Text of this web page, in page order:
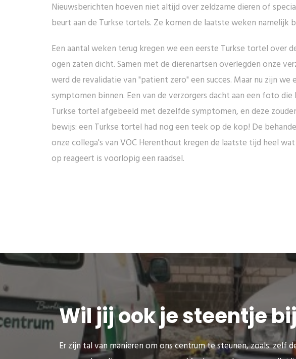
Nieuwsberichten hoeven niet altijd over zeldzame dieren of
beurt aan de Turkse tortels. Ze komen de laatste weken namelijk
Een aantal weken terug kregen we een eerste Turkse tortel over
ogen zaten dicht. Samen met de dierenartsen overlegden onze
werd de revalidatie van "patient zero" een succes. Maar nu zijn
symptomen binnen. Een van de verzorgers dacht aan een foto
Turkse tortel afgebeeld met dezelfde symptomen, en deze
bewijs: een Turkse tortel had nog een teek op de kop! De
onze collega's van VOC Herenthout kregen de laatste tijd heel
op reageert is voorlopig een raadsel.
Wil jij ook je steentje
Er zijn tal van manieren om ons centrum te steunen, zoals: